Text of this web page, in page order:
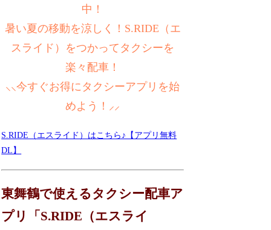
中！
暑い夏の移動を涼しく！S.RIDE（エ
スライド）をつかってタクシーを
楽々配車！
⸜⸜今すぐお得にタクシーアプリを始
めよう！⸝⸝
S.RIDE（エスライド）はこちら♪【アプリ無料
DL】
東舞鶴で使えるタクシー配車ア
プリ「S.RIDE（エスライ